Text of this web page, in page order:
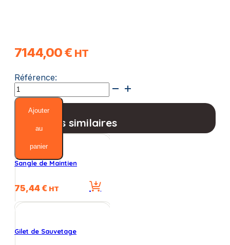
7144,00€ HT
Référence:
quantité
de
UNIKART
Classic
mise
à
manuel
Ajouter
au
panier
Produits similaires
Sangle de Maintien
75,44€ HT
Gilet de Sauvetage